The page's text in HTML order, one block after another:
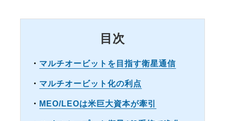
目次
・ マルチオービットを目指す衛星通信
・ マルチオービット化の利点
・ MEO/LEOは米巨大資本が牽引